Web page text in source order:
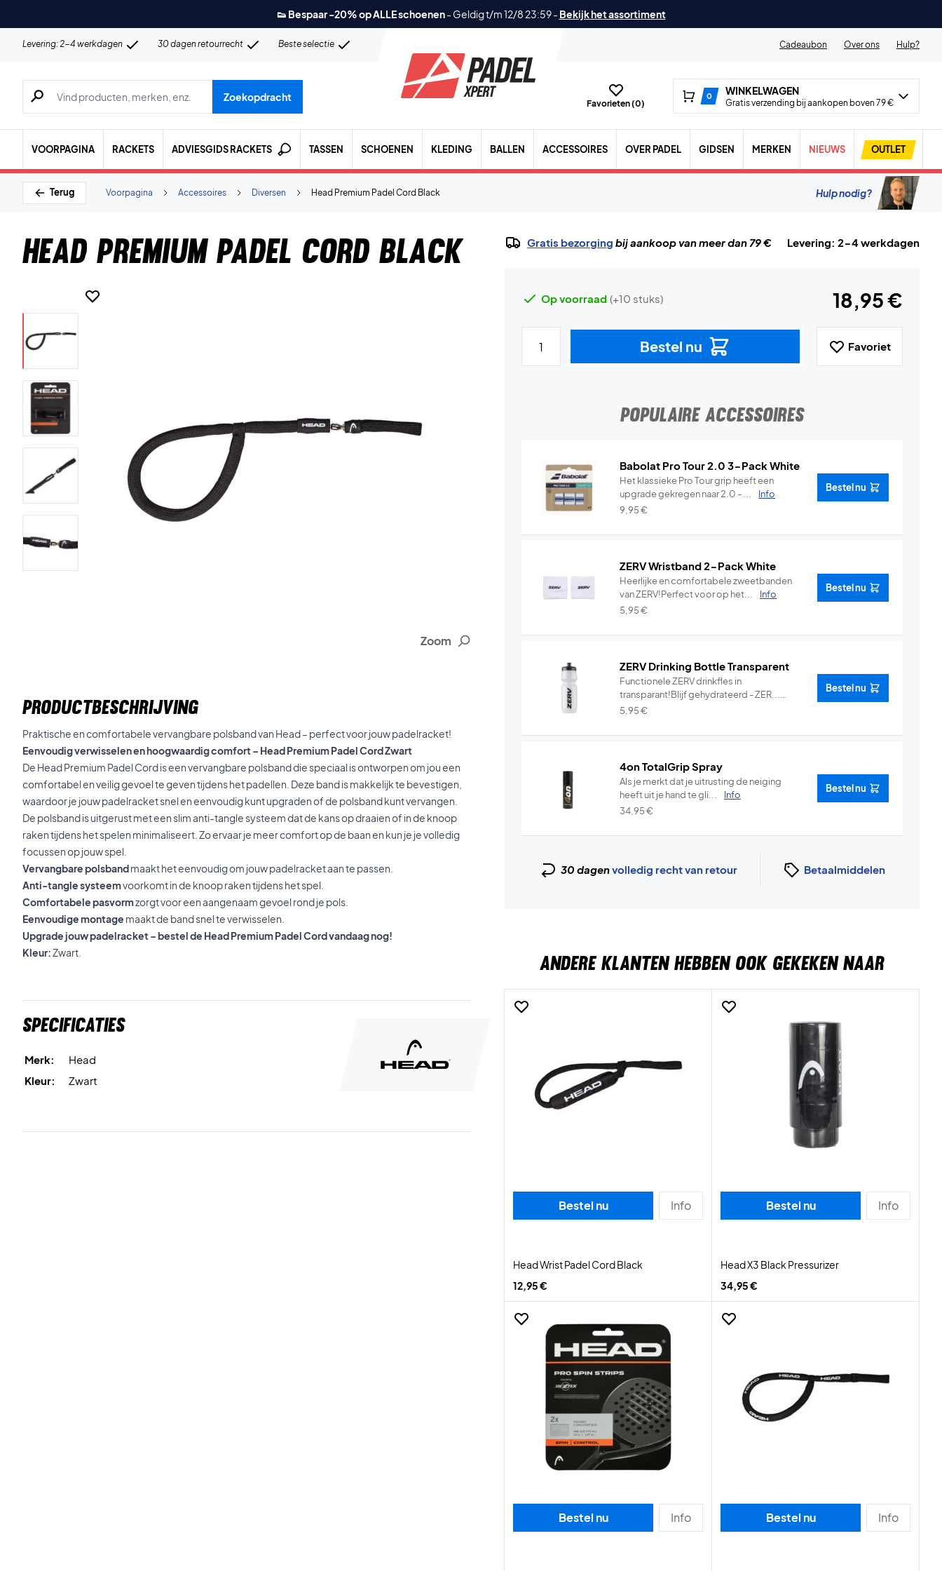
👟 Bespaar -20% op ALLE schoenen- Geldig t/m 12/8 23:59- Bekijk het assortiment
Levering: 2-4 werkdagen 30 dagen retourrecht Beste selectie Cadeaubon Over ons Hulp?
Zoeken naar producten, merken etc.
Zoekopdracht
Favorieten (0)
0 WINKELWAGEN
Gratis verzending bij aankopen boven 79 €
VOORPAGINA RACKETS ADVIESGIDS RACKETS TASSEN SCHOENEN KLEDING BALLEN ACCESSOIRES OVER PADEL GIDSEN MERKEN NIEUWS OUTLET
Terug Head Premium Padel Cord Black
Diversen
Accessoires
Voorpagina Hulp nodig?
Head Premium Padel Cord Black
Zoom
PRODUCTBESCHRIJVING
Praktische en comfortabele vervangbare polsband van Head – perfect voor jouw padelracket!
Eenvoudig verwisselen en hoogwaardig comfort – Head Premium Padel Cord Zwart
De Head Premium Padel Cord is een vervangbare polsband die speciaal is ontworpen om jou een
comfortabel en veilig gevoel te geven tijdens het padellen. Deze band is makkelijk te bevestigen,
waardoor je jouw padelracket snel en eenvoudig kunt upgraden of de polsband kunt vervangen.
De polsband is uitgerust met een slim anti-tangle systeem dat de kans op draaien of in de knoop
raken tijdens het spelen minimaliseert. Zo ervaar je meer comfort op de baan en kun je je volledig
focussen op jouw spel.
Vervangbare polsbandmaakt het eenvoudig om jouw padelracket aan te passen.
Anti-tangle systeemvoorkomt in de knoop raken tijdens het spel.
Comfortabele pasvormzorgt voor een aangenaam gevoel rond je pols.
Eenvoudige montage maakt de band snel te verwisselen.
Upgrade jouw padelracket – bestel de Head Premium Padel Cord vandaag nog!
Kleur:Zwart.
Specificaties
Merk:
Head
Kleur:
Zwart
Gratis bezorging bij aankoop van meer dan 79 € Levering: 2-4 werkdagen
Op voorraad (+10 stuks) 18,95 €
Bestel nu Favoriet
POPULAIRE ACCESSOIRES
Babolat Pro Tour 2.0 3-Pack White
Het klassieke Pro Tour grip heeft een
upgrade gekregen naar 2.0 - ...
Info
9,95€
Bestel nu
ZERV Wristband 2-Pack White
Heerlijke en comfortabele zweetbanden
van ZERV!Perfect voor op het...
Info
5,95€
Bestel nu
ZERV Drinking Bottle Transparent
Functionele ZERV drinkfles in
transparant!Blijf gehydrateerd - ZER...
Info
5,95€
Bestel nu
4on TotalGrip Spray
Als je merkt dat je uitrusting de neiging
heeft uit je hand te gli...
Info
34,95€
Bestel nu
30 dagenvolledig recht van retour Betaalmiddelen
ANDERE KLANTEN HEBBEN OOK GEKEKEN NAAR
Bestel nu Info
Head Wrist Padel Cord Black
12,95 €
Bestel nu Info
Head X3 Black Pressurizer
34,95 €
Bestel nu Info Bestel nu Info